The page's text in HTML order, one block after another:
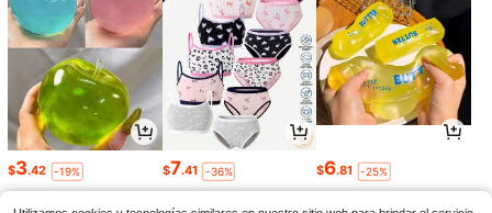
$3.42 -19% $7.41 -36% $6.81 -25%